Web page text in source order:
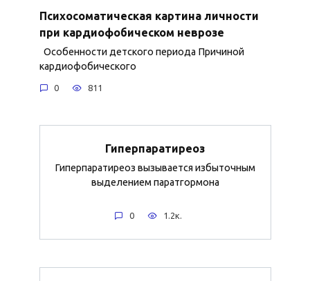
Психосоматическая картина личности
при кардиофобическом неврозе
Особенности детского периода Причиной
кардиофобического
0 811
Гиперпаратиреоз
Гиперпаратиреоз вызывается избыточным
выделением паратгормона
0 1.2к.